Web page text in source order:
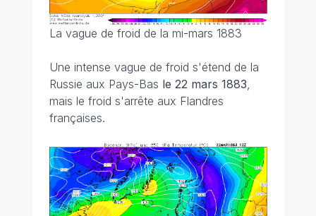
La vague de froid de la mi-mars 1883
Une intense vague de froid s'étend de la
Russie aux Pays-Bas le 22 mars 1883,
mais le froid s'arrête aux Flandres
françaises.